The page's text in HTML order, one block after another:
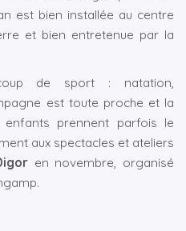
est bien installée au centre
et bien entretenue par la
de sport : natation,
est toute proche et la
prennent parfois le
aux spectacles et ateliers
en novembre, organisé